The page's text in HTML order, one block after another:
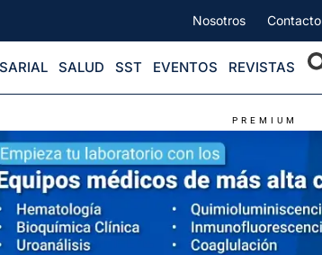
Nosotros Contacto
SALUD SST EVENTOS REVISTAS
PREMIUM